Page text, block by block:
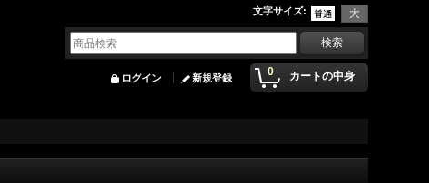
文字サイズ:
0 カートの中身
ログイン 新規登録